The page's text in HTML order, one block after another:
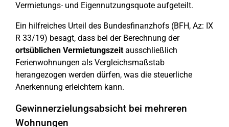
Vermietungs- und Eigennutzungsquote aufgeteilt.
Ein hilfreiches Urteil des Bundesfinanzhofs (BFH, Az: IX
R 33/19) besagt, dass bei der Berechnung der
ortsüblichen Vermietungszeitausschließlich
Ferienwohnungen als Vergleichsmaßstab
herangezogen werden dürfen, was die steuerliche
Anerkennung erleichtern kann.
Gewinnerzielungsabsicht bei mehreren
Wohnungen